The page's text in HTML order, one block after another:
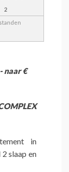
2
naar €
in
slaap en